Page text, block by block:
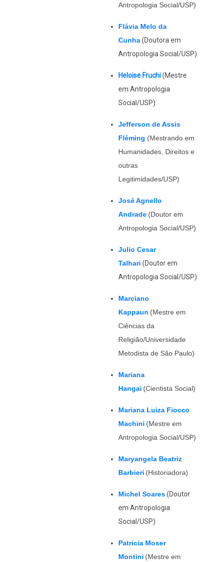
Antropologia Social/USP)
Flávia Melo da
Cunha(Doutora em
Antropologia Social/USP)
Heloise Fruchi(Mestre
em Antropologia
Social/USP)
Jefferson de Assis
Fléming (Mestrando em
Humanidades, Direitos e
outras
Legitimidades/USP)
José Agnello
Andrade (Doutor em
Antropologia Social/USP)
Julio Cesar
Talhari (Doutor em
Antropologia Social/USP)
Marciano
Kappaun (Mestre em
Ciências da
Religião/Universidade
Metodista de São Paulo)
Mariana
Hangai (Cientista Social)
Mariana Luiza Fiocco
Machini (Mestre em
Antropologia Social/USP)
Maryangela Beatriz
Barbieri (Historiadora)
Michel Soares(Doutor
em Antropologia
Social/USP)
Patricia Moser
Montini (Mestre em